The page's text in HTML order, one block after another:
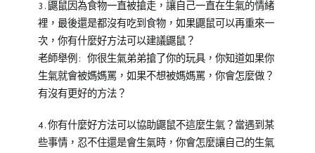
3.鼴鼠因為食物一直被搶走，讓自己一直在生氣的情緒
裡，最後還是都沒有吃到食物，如果鼴鼠可以再重來一
次，你有什麼好方法可以建議鼴鼠？
老師舉例: 你很生氣弟弟搶了你的玩具，你知道如果你
生氣就會被媽媽罵，如果不想被媽媽罵，你會怎麼做？
有沒有更好的方法？
4.你有什麼好方法可以協助鼴鼠不這麼生氣？當遇到某
些事情，忍不住還是會生氣時，你會怎麼讓自己的生氣